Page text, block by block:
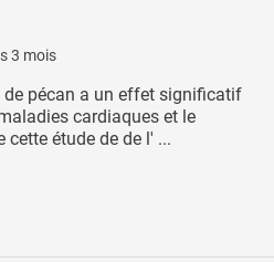
3 mois
pécan a un effet significatif
cardiaques et le
cette étude de de l' ...